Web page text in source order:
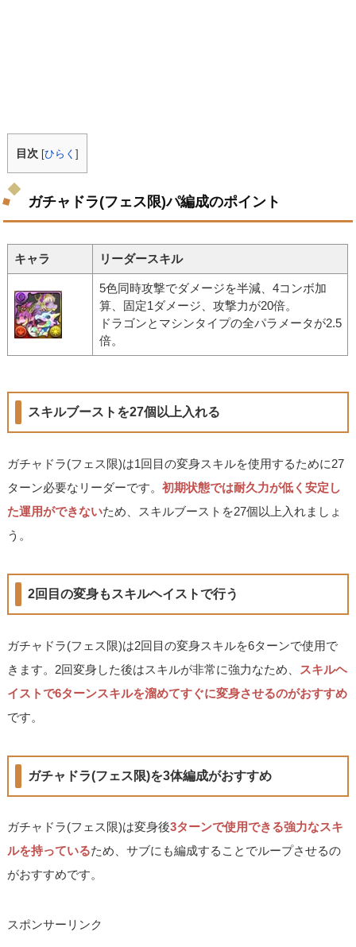
目次 [ひらく]
ガチャドラ(フェス限)パ編成のポイント
キャラ リーダースキル
5色同時攻撃でダメージを半減、4コンボ加
算、固定1ダメージ、攻撃力が20倍。
ドラゴンとマシンタイプの全パラメータが2.5
倍。
スキルブーストを27個以上入れる
ガチャドラ(フェス限)は1回目の変身スキルを使用するために27
ターン必要なリーダーです。初期状態では耐久力が低く安定し
た運用ができないため、スキルブーストを27個以上入れましょ
う。
2回目の変身もスキルヘイストで行う
ガチャドラ(フェス限)は2回目の変身スキルを6ターンで使用で
きます。2回変身した後はスキルが非常に強力なため、 スキルヘ
イストで6ターンスキルを溜めてすぐに変身させるのがおすすめ
です。
ガチャドラ(フェス限)を3体編成がおすすめ
ガチャドラ(フェス限)は変身後3ターンで使用できる強力なスキ
ルを持っているため、サブにも編成することでループさせるの
がおすすめです。
スポンサーリンク